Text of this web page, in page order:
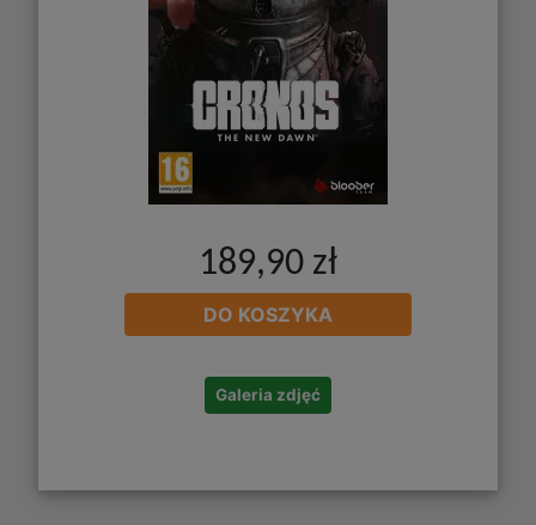
189,90 zł
DO KOSZYKA
Galeria zdjęć